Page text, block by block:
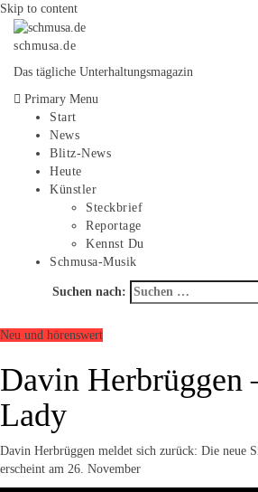
Skip to content
schmusa.de
Das tägliche Unterhaltungsmagazin
Primary Menu
Start
News
Blitz-News
Heute
Künstler
Steckbrief
Reportage
Kennst Du
Schmusa-Musik
Suchen nach:
Neu und hörenswert
Davin Herbrüggen
Lady
Davin Herbrüggen meldet sich zurück: Die neue
erscheint am 26. November